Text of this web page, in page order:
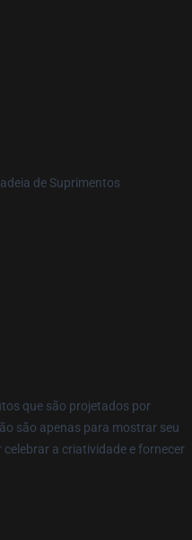
de Suprimentos
que são projetados por
são apenas para mostrar seu
a criatividade e fornecer